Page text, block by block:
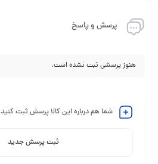
پرسش و پاسخ
هنوز پرسشی ثبت نشده است.
شما هم درباره این کالا پرسش ثبت کنید
ثبت پرسش جدید